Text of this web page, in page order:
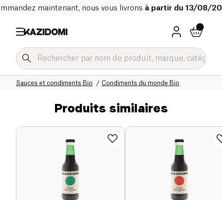
maintenant, nous vous livrons à partir du 13/08/
Condiments du monde Bio
Sauces et condiments Bio
Epicerie salée Bio
Notre catalogue bio
Accueil
Produits similaires